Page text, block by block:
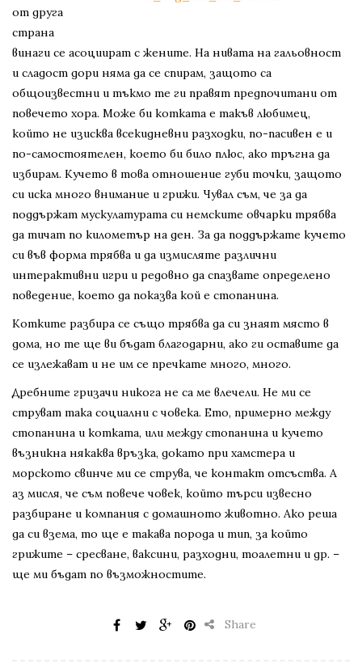
от друга
страна
винаги се асоциират с жените. На нивата на гальовност
и сладост дори няма да се спирам, защото са
общоизвестни и тъкмо те ги правят предпочитани от
повечето хора. Може би котката е такъв любимец,
който не изисква всекидневни разходки, по-пасивен е и
по-самостоятелен, което би било плюс, ако тръгна да
избирам. Кучето в това отношение губи точки, защото
си иска много внимание и грижи. Чувал съм, че за да
поддържат мускулатурата си немските овчарки трябва
да тичат по километър на ден. За да поддържате кучето
си във форма трябва и да измисляте различни
интерактивни игри и редовно да спазвате определено
поведение, което да показва кой е стопанина.
Котките разбира се също трябва да си знаят място в
дома, но те ще ви бъдат благодарни, ако ги оставите да
се излежават и не им се пречкате много, много.
Дребните гризачи никога не са ме влечели. Не ми се
струват така социални с човека. Ето, примерно между
стопанина и котката, или между стопанина и кучето
възникна някаква връзка, докато при хамстера и
морското свинче ми се струва, че контакт отсъства. А
аз мисля, че съм повече човек, който търси извесно
разбиране и компания с домашното животно. Ако реша
да си взема, то ще е такава порода и тип, за който
грижите – сресване, ваксини, разходни, тоалетни и др. –
ще ми бъдат по възможностите.
Share